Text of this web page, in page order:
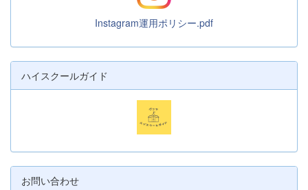
Instagram運用ポリシー.pdf
ハイスクールガイド
お問い合わせ